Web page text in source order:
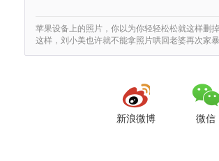
苹果设备上的照片，你以为你轻轻松松就这样删
这样，刘小美也许就不能拿照片哄回老婆再次
新浪微博 微信